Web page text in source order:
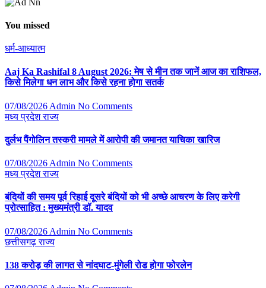
You missed
धर्म-आध्यात्म
Aaj Ka Rashifal 8 August 2026: मेष से मीन तक जानें आज का राशिफल,
किसे मिलेगा धन लाभ और किसे रहना होगा सतर्क
07/08/2026 Admin No Comments
मध्य प्रदेशराज्य
दुर्लभ पैंगोलिन तस्करी मामले में आरोपी की जमानत याचिका खारिज
07/08/2026 Admin No Comments
मध्य प्रदेशराज्य
बंदियों की समय पूर्व रिहाई दूसरे बंदियों को भी अच्छे आचरण के लिए करेगी
प्रोत्साहित : मुख्यमंत्री डॉ. यादव
07/08/2026 Admin No Comments
छत्तीसगढ़राज्य
138 करोड़ की लागत से नांदघाट-मुंगेली रोड होगा फोरलेन